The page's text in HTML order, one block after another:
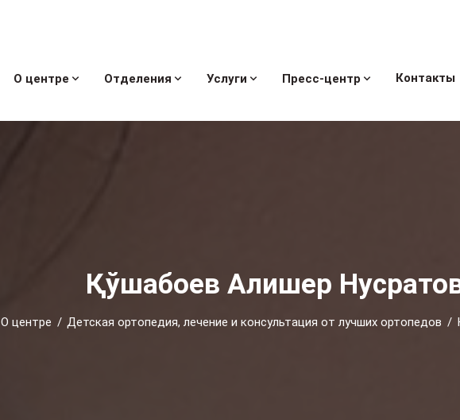
О центре Отделения Услуги Пресс-центр Контакты
Қўшабоев Алишер
О центре Детская ортопедия, лечение и консультация от лучших ортопедов